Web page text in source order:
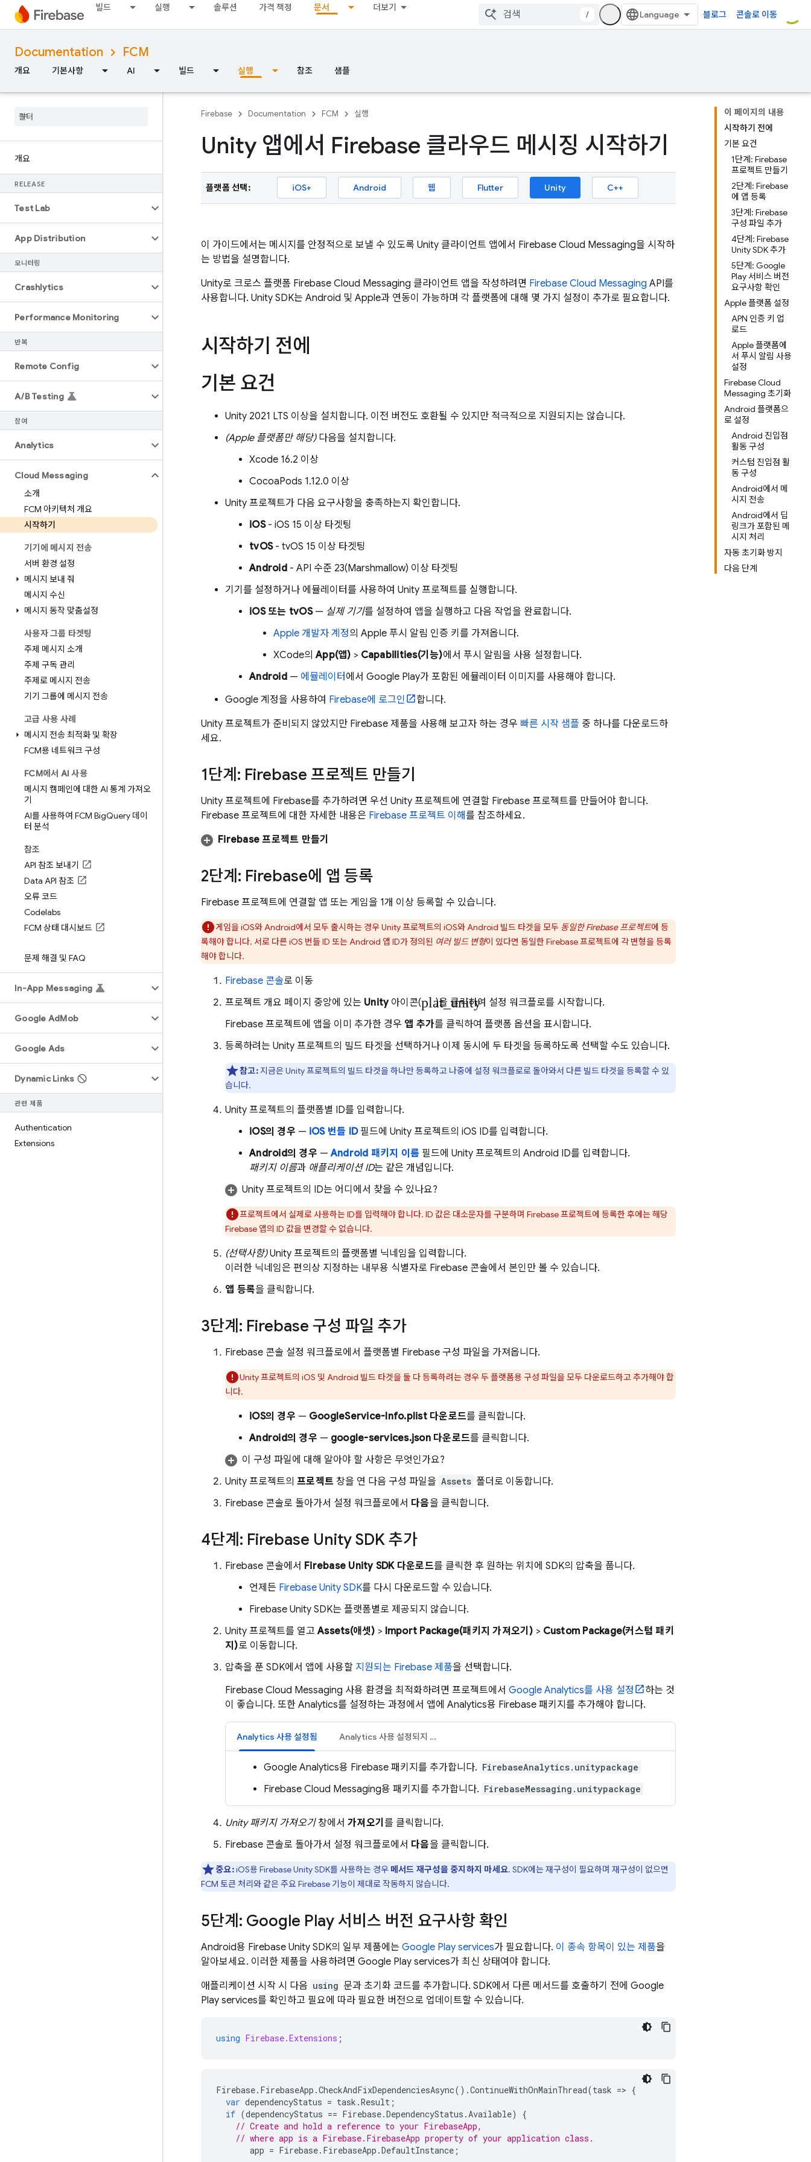
빌드 실행 솔루션 가격 책정 문서 더보기
/ 블로그 콘솔로 이동
Documentation FCM
개요 기본사항 AI 빌드 실행 참조 샘플
개요
RELEASE
Test Lab
App Distribution
모니터링
Crashlytics
Performance Monitoring
반복
Remote Config
A/B Testing
참여
Analytics
Cloud Messaging
소개
FCM 아키텍처 개요
시작하기
기기에 메시지 전송
서버 환경 설정
메시지 보내 줘
메시지 수신
메시지 동작 맞춤설정
사용자 그룹 타겟팅
주제 메시지 소개
주제 구독 관리
주제로 메시지 전송
기기 그룹에 메시지 전송
고급 사용 사례
메시지 전송 최적화 및 확장
FCM용 네트워크 구성
FCM에서 AI 사용
메시지 캠페인에 대한 AI 통계 가져오
기
AI를 사용하여 FCM BigQuery 데이
터 분석
참조
API 참조 보내기
Data API 참조
오류 코드
Codelabs
FCM 상태 대시보드
문제 해결 및 FAQ
In-App Messaging
Google AdMob
Google Ads
Dynamic Links
관련 제품
Authentication
Extensions
이 페이지의 내용
시작하기 전에
기본 요건
1단계: Firebase
프로젝트 만들기
2단계: Firebase
에 앱 등록
3단계: Firebase
구성 파일 추가
4단계: Firebase
Unity SDK 추가
5단계: Google
Play 서비스 버전
요구사항 확인
Apple 플랫폼 설정
APN 인증 키 업
로드
Apple 플랫폼에
서 푸시 알림 사용
설정
Firebase Cloud
Messaging 초기화
Android 플랫폼으
로 설정
Android 진입점
활동 구성
커스텀 진입점 활
동 구성
Android에서 메
시지 전송
Android에서 딥
링크가 포함된 메
시지 처리
자동 초기화 방지
다음 단계
Firebase Documentation FCM 실행
Unity 앱에서 Firebase 클라우드 메시징 시작하기
플랫폼 선택: iOS+ Android 웹 Flutter Unity C++
이 가이드에서는 메시지를 안정적으로 보낼 수 있도록 Unity 클라이언트 앱에서 Firebase Cloud Messaging을 시작하
는 방법을 설명합니다.
Unity로 크로스 플랫폼 Firebase Cloud Messaging 클라이언트 앱을 작성하려면 Firebase Cloud Messaging API를
사용합니다. Unity SDK는 Android 및 Apple과 연동이 가능하며 각 플랫폼에 대해 몇 가지 설정이 추가로 필요합니다.
시작하기 전에
기본 요건
Unity 2021 LTS 이상을 설치합니다. 이전 버전도 호환될 수 있지만 적극적으로 지원되지는 않습니다.
(Apple 플랫폼만 해당)다음을 설치합니다.
Xcode 16.2 이상
CocoaPods 1.12.0 이상
Unity 프로젝트가 다음 요구사항을 충족하는지 확인합니다.
iOS- iOS 15 이상 타겟팅
tvOS- tvOS 15 이상 타겟팅
Android- API 수준 23(Marshmallow) 이상 타겟팅
기기를 설정하거나 에뮬레이터를 사용하여 Unity 프로젝트를 실행합니다.
iOS 또는 tvOS— 실제 기기를 설정하여 앱을 실행하고 다음 작업을 완료합니다.
Apple 개발자 계정의 Apple 푸시 알림 인증 키를 가져옵니다.
XCode의App(앱) > Capabilities(기능)에서 푸시 알림을 사용 설정합니다.
Android— 에뮬레이터 에서 Google Play가 포함된 에뮬레이터 이미지를 사용해야 합니다.
Google 계정을 사용하여 Firebase에 로그인
합니다.
Unity 프로젝트가 준비되지 않았지만 Firebase 제품을 사용해 보고자 하는 경우 빠른 시작 샘플 중 하나를 다운로드하
세요.
1단계: Firebase 프로젝트 만들기
Unity 프로젝트에 Firebase를 추가하려면 우선 Unity 프로젝트에 연결할 Firebase 프로젝트를 만들어야 합니다.
Firebase 프로젝트에 대한 자세한 내용은 Firebase 프로젝트 이해를 참조하세요.
Firebase 프로젝트 만들기
2단계: Firebase에 앱 등록
Firebase 프로젝트에 연결할 앱 또는 게임을 1개 이상 등록할 수 있습니다.
게임을 iOS와 Android에서 모두 출시하는 경우 Unity 프로젝트의 iOS와 Android 빌드 타겟을 모두 동일한 Firebase 프로젝트에 등
록해야 합니다. 서로 다른 iOS 번들 ID 또는 Android 앱 ID가 정의된 여러 빌드 변형이 있다면 동일한 Firebase 프로젝트에 각 변형을 등록
해야 합니다.
Firebase 콘솔로 이동
프로젝트 개요 페이지 중앙에 있는 Unity아이콘(plat_unity
)을 클릭하여 설정 워크플로를 시작합니다.
Firebase 프로젝트에 앱을 이미 추가한 경우 앱 추가를 클릭하여 플랫폼 옵션을 표시합니다.
등록하려는 Unity 프로젝트의 빌드 타겟을 선택하거나 이제 동시에 두 타겟을 등록하도록 선택할 수도 있습니다.
참고:지금은 Unity 프로젝트의 빌드 타겟을 하나만 등록하고 나중에 설정 워크플로로 돌아와서 다른 빌드 타겟을 등록할 수 있
습니다.
Unity 프로젝트의 플랫폼별 ID를 입력합니다.
iOS의 경우 — iOS 번들 ID필드에 Unity 프로젝트의 iOS ID를 입력합니다.
Android의 경우 —Android 패키지 이름 필드에 Unity 프로젝트의 Android ID를 입력합니다.
패키지 이름과 애플리케이션 ID는 같은 개념입니다.
Unity 프로젝트의 ID는 어디에서 찾을 수 있나요?
프로젝트에서 실제로 사용하는 ID를 입력해야 합니다. ID 값은 대소문자를 구분하며 Firebase 프로젝트에 등록한 후에는 해당
Firebase 앱의 ID 값을 변경할 수 없습니다.
(선택사항)Unity 프로젝트의 플랫폼별 닉네임을 입력합니다.
이러한 닉네임은 편의상 지정하는 내부용 식별자로 Firebase 콘솔에서 본인만 볼 수 있습니다.
앱 등록을 클릭합니다.
3단계: Firebase 구성 파일 추가
Firebase 콘솔 설정 워크플로에서 플랫폼별 Firebase 구성 파일을 가져옵니다.
Unity 프로젝트의 iOS 및 Android 빌드 타겟을 둘 다 등록하려는 경우 두 플랫폼용 구성 파일을 모두 다운로드하고 추가해야 합
니다.
iOS의 경우 — GoogleService-Info.plist 다운로드를 클릭합니다.
Android의 경우 — google-services.json 다운로드를 클릭합니다.
이 구성 파일에 대해 알아야 할 사항은 무엇인가요?
Unity 프로젝트의 프로젝트 창을 연 다음 구성 파일을 Assets 폴더로 이동합니다.
Firebase 콘솔로 돌아가서 설정 워크플로에서 다음을 클릭합니다.
4단계: Firebase Unity SDK 추가
Firebase 콘솔에서 Firebase UnitySDK 다운로드를 클릭한 후 원하는 위치에 SDK의 압축을 풉니다.
언제든 Firebase Unity SDK를 다시 다운로드할 수 있습니다.
Firebase Unity SDK는 플랫폼별로 제공되지 않습니다.
Unity 프로젝트를 열고Assets(애셋) > Import Package(패키지 가져오기) > Custom Package(커스텀 패키
지)로 이동합니다.
압축을 푼 SDK에서 앱에 사용할 지원되는 Firebase 제품을 선택합니다.
Firebase Cloud Messaging 사용 환경을 최적화하려면 프로젝트에서 Google Analytics를 사용 설정
하는 것
이 좋습니다. 또한 Analytics를 설정하는 과정에서 앱에 Analytics용 Firebase 패키지를 추가해야 합니다.
Analytics 사용 설정됨 Analytics 사용 설정되지 않음
Google Analytics용 Firebase 패키지를 추가합니다. FirebaseAnalytics.unitypackage
Firebase Cloud Messaging용 패키지를 추가합니다. FirebaseMessaging.unitypackage
Unity 패키지 가져오기창에서 가져오기 를 클릭합니다.
Firebase 콘솔로 돌아가서 설정 워크플로에서 다음을 클릭합니다.
중요:iOS용 FirebaseUnitySDK를 사용하는 경우 메서드 재구성을 중지하지 마세요. SDK에는 재구성이 필요하며 재구성이 없으면
FCM 토큰 처리와 같은 주요 Firebase 기능이 제대로 작동하지 않습니다.
5단계: Google Play 서비스 버전 요구사항 확인
Android용 Firebase Unity SDK의 일부 제품에는 Google Play services가 필요합니다. 이 종속 항목이 있는 제품을
알아보세요. 이러한 제품을 사용하려면 Google Play services가 최신 상태여야 합니다.
애플리케이션 시작 시 다음 using 문과 초기화 코드를 추가합니다. SDK에서 다른 메서드를 호출하기 전에 Google
Play services를 확인하고 필요에 따라 필요한 버전으로 업데이트할 수 있습니다.
using Firebase.Extensions ;
Firebase. FirebaseApp .CheckAndFixDependenciesAsync().ContinueWithOnMainThread(task => {
var dependencyStatus = task .Result ;
if (dependencyStatus == Firebase.DependencyStatus .Available)
{
// Create and hold a reference to your FirebaseApp,
// where app is a Firebase.FirebaseApp property of your application class.
app = Firebase. FirebaseApp .DefaultInstance ;